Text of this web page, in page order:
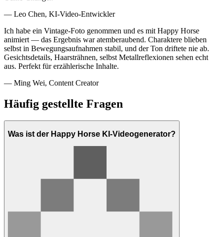
— Leo Chen, KI-Video-Entwickler
Ich habe ein Vintage-Foto genommen und es mit Happy Horse
animiert — das Ergebnis war atemberaubend. Charaktere blieben
selbst in Bewegungsaufnahmen stabil, und der Ton driftete nie ab.
Gesichtsdetails, Haarsträhnen, selbst Metallreflexionen sehen echt
aus. Perfekt für erzählerische Inhalte.
— Ming Wei, Content Creator
Häufig gestellte Fragen
Was ist der Happy Horse KI-Videogenerator?